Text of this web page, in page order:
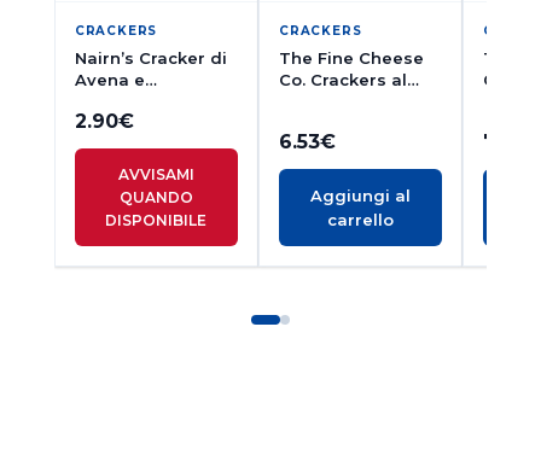
CRACKERS
Nairn’s Cracker di
Avena e
2.90€
AVVISAMI
QUANDO
DISPONIBILE
CRACKERS
The Fine Cheese
Co. Crackers al
6.53€
Aggiungi al
carrello
The
Co.
100g
7.78